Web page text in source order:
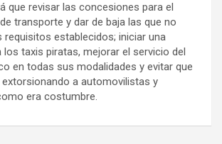
que revisar las concesiones para el
transporte y dar de baja las que no
requisitos establecidos; iniciar una
taxis piratas, mejorar el servicio del
en todas sus modalidades y evitar que
a automovilistas y
era costumbre.